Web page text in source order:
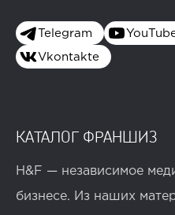
Telegram
Vkontakte
КАТАЛОГ ФРАНШИЗ
H&F — независимое
бизнесе. Из наших